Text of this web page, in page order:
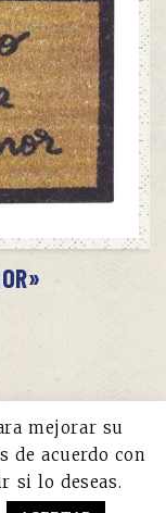
mejorar su
de acuerdo con
si lo deseas.